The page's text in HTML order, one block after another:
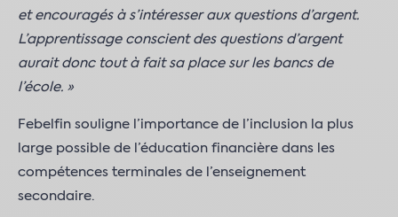
et encouragés à s’intéresser aux questions d’argent.
L’apprentissage conscient des questions d’argent
aurait donc tout à fait sa place sur les bancs de
l’école. »
Febelfin souligne l’importance de l’inclusion la plus
large possible de l’éducation financière dans les
compétences terminales de l’enseignement
secondaire.